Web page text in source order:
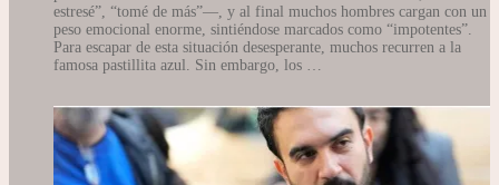
estresé”, “tomé de más”—, y al final muchos hombres cargan con un
peso emocional enorme, sintiéndose marcados como “impotentes”.
Para escapar de esta situación desesperante, muchos recurren a la
famosa pastillita azul. Sin embargo, los …